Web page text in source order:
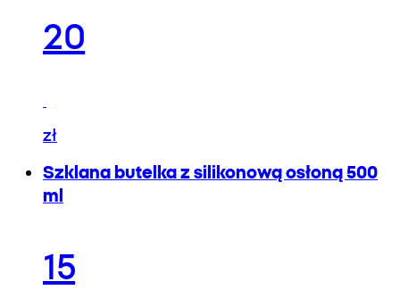
20
zł
Szklana butelka z silikonową osłoną 500
ml
15